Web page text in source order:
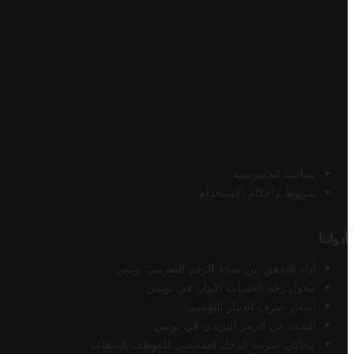
سياسة الخصوصية
شروط وأحكام الاستخدام
أدواتنا
أداة التحقق من صحة الرقم الضريبي تونس
محول رقم الحساب الآيبان في تونس
أسعار صرف الدينار التونسي
البحث عن الرمز البريدي في تونس
محاكي ضريبة الدخل الشخصي للموظف/المتقاعد